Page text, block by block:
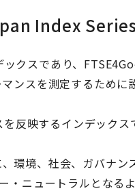
Index Series
クスであり、
ンスを測定するために
反映するインデックス
環境、社会、ガバナン
・ニュートラルとなる